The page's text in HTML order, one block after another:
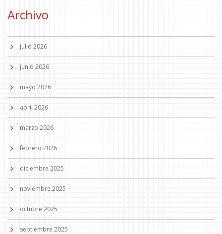
Archivo
julio 2026
junio 2026
mayo 2026
abril 2026
marzo 2026
febrero 2026
diciembre 2025
noviembre 2025
octubre 2025
septiembre 2025